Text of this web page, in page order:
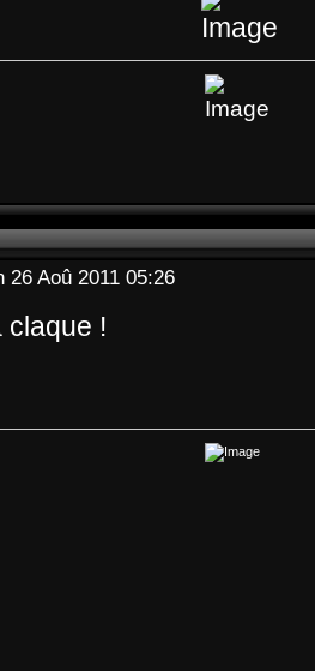
26 Aoû 2011 05:26
claque !